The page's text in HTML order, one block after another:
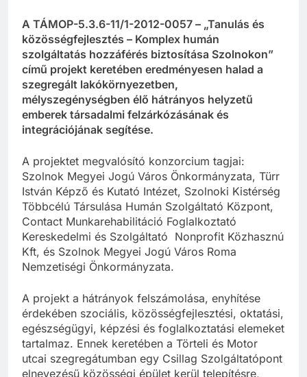
A TÁMOP-5.3.6-11/1-2012-0057 – „Tanulás és
közösségfejlesztés – Komplex humán
szolgáltatás hozzáférés biztosítása Szolnokon”
című projekt keretében eredményesen halad a
szegregált lakókörnyezetben,
mélyszegénységben élő hátrányos helyzetű
emberek társadalmi felzárkózásának és
integrációjának segítése.
A projektet megvalósító konzorcium tagjai:
Szolnok Megyei Jogú Város Önkormányzata, Türr
István Képző és Kutató Intézet, Szolnoki Kistérség
Többcélú Társulása Humán Szolgáltató Központ,
Contact Munkarehabilitáció Foglalkoztató
Kereskedelmi és Szolgáltató Nonprofit Közhasznú
Kft, és Szolnok Megyei Jogú Város Roma
Nemzetiségi Önkormányzata.
A projekt a hátrányok felszámolása, enyhítése
érdekében szociális, közösségfejlesztési, oktatási,
egészségügyi, képzési és foglalkoztatási elemeket
tartalmaz. Ennek keretében a Törteli és Motor
utcai szegregátumban egy Csillag Szolgáltatópont
elnevezésű közösségi épület kerül telepítésre,